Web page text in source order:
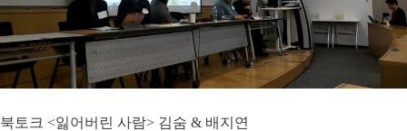
북토크 <잃어버린 사람> 김숨 & 배지연